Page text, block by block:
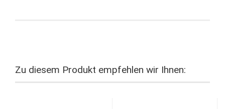
Zu diesem Produkt empfehlen wir Ihnen: